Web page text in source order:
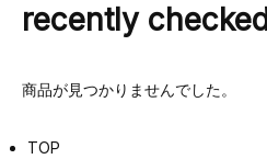
recently checked
商品が見つかりませんでした。
TOP